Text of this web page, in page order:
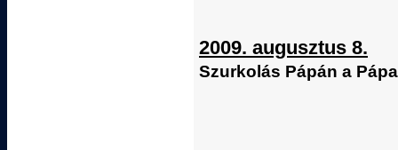
2009. augusztus 8.
Szurkolás Pápán a